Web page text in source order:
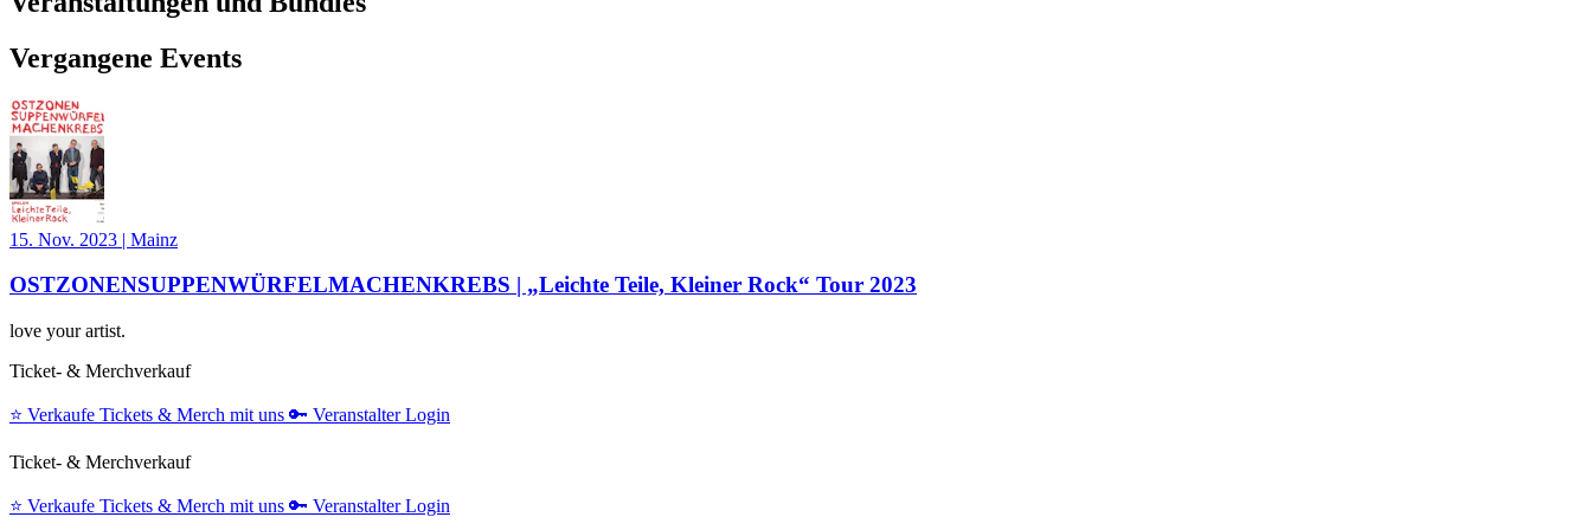
Vergangene Events
15. Nov. 2023 | Mainz
OSTZONENSUPPENWÜRFELMACHENKREBS | „Leichte Teile, Kleiner Rock“ Tour 2023
love your artist.
Ticket- & Merchverkauf
⭐️ Verkaufe Tickets & Merch mit uns 🔑 Veranstalter Login
Ticket- & Merchverkauf
⭐️ Verkaufe Tickets & Merch mit uns 🔑 Veranstalter Login